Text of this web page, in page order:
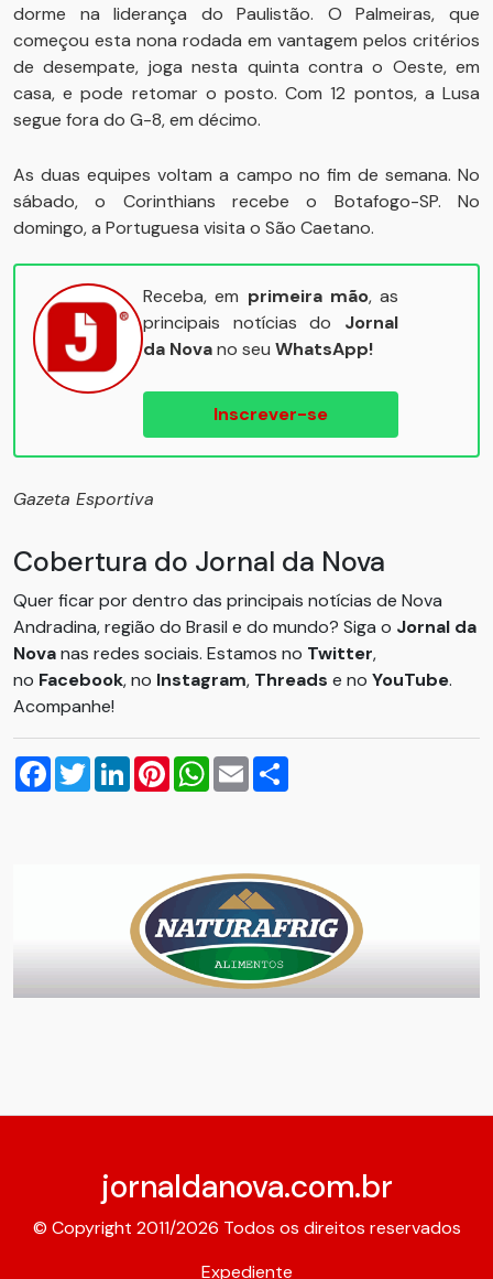
dorme na liderança do Paulistão. O Palmeiras, que
começou esta nona rodada em vantagem pelos critérios
de desempate, joga nesta quinta contra o Oeste, em
casa, e pode retomar o posto. Com 12 pontos, a Lusa
segue fora do G-8, em décimo.
As duas equipes voltam a campo no fim de semana. No
sábado, o Corinthians recebe o Botafogo-SP. No
domingo, a Portuguesa visita o São Caetano.
Receba, em primeira mão, as
principais notícias do Jornal
da Novano seu WhatsApp!
Inscrever-se
Gazeta Esportiva
Cobertura do Jornal da Nova
Quer ficar por dentro das principais notícias de Nova
Andradina, região do Brasil e do mundo? Siga o Jornal da
Novanas redes sociais. Estamos no Twitter,
no Facebook, no Instagram, Threads e no YouTube.
Acompanhe!
Facebook
TwitterLinkedInPinterestWhatsApp
Email
jornaldanova.com.br
© Copyright 2011/2026 Todos os direitos reservados
Expediente